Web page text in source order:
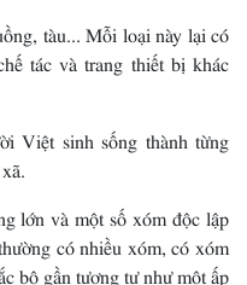
tàu... Mỗi loại này lại có
tác và trang thiết bị khác
Việt sinh sống thành từng
lớn và một số xóm độc lập
có nhiều xóm, có xóm
bộ gần tương tự như một ấp